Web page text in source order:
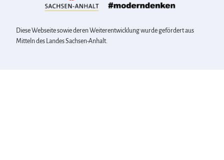
Diese Webseite sowie deren Weiterentwicklung wurde gefördert aus
Mitteln des Landes Sachsen-Anhalt.